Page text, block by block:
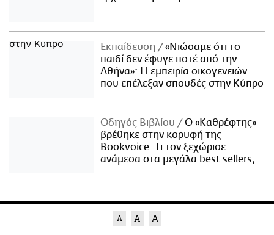
Εκπαίδευση
«Νιώσαμε ότι το
παιδί δεν έφυγε ποτέ από την
Αθήνα»: Η εμπειρία οικογενειών
που επέλεξαν σπουδές στην Κύπρο
Οδηγός Βιβλίου
Ο «Καθρέφτης»
βρέθηκε στην κορυφή της
Bookvoice. Τι τον ξεχώρισε
ανάμεσα στα μεγάλα best sellers;